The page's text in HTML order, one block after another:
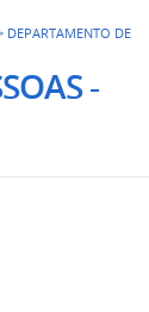
DEPARTAMENTO DE
-